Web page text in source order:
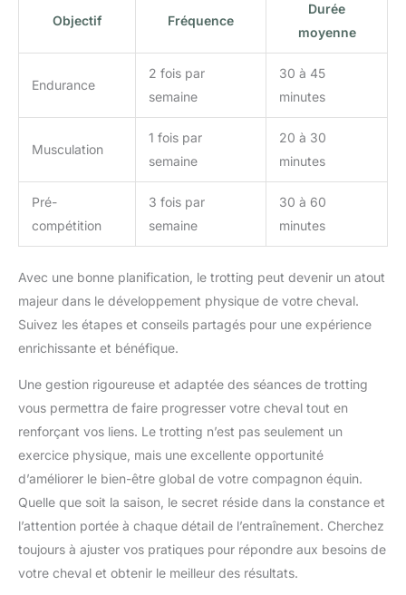
Objectif Fréquence
Durée
moyenne
Endurance
2 fois par
semaine
30 à 45
minutes
Musculation
1 fois par
semaine
20 à 30
minutes
Pré-
compétition
3 fois par
semaine
30 à 60
minutes
Avec une bonne planification, le trotting peut devenir un atout
majeur dans le développement physique de votre cheval.
Suivez les étapes et conseils partagés pour une expérience
enrichissante et bénéfique.
Une gestion rigoureuse et adaptée des séances de trotting
vous permettra de faire progresser votre cheval tout en
renforçant vos liens. Le trotting n’est pas seulement un
exercice physique, mais une excellente opportunité
d’améliorer le bien-être global de votre compagnon équin.
Quelle que soit la saison, le secret réside dans la constance et
l’attention portée à chaque détail de l’entraînement. Cherchez
toujours à ajuster vos pratiques pour répondre aux besoins de
votre cheval et obtenir le meilleur des résultats.